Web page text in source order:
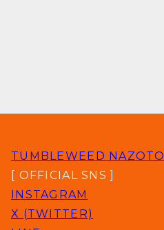
TUMBLEWEED
[ OFFICIAL SNS ]
INSTAGRAM
X (TWITTER)